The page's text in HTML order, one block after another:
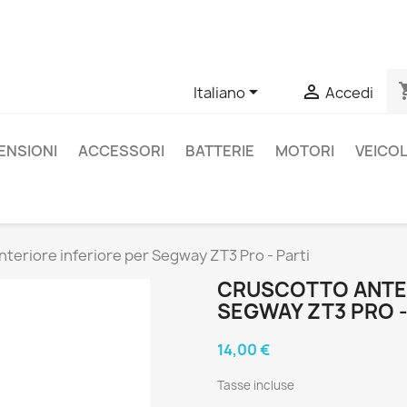
Italiano  Accedi
ACCESSORI BATTERIE MOTORI
inferiore per Segway ZT3 Pro - Parti
CRUSCOTTO
SEGWAY ZT3 PRO
14,00 €
Tasse incluse